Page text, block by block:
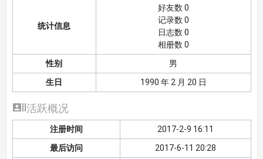
统计信息
好友数 0
记录数 0
日志数 0
相册数 0
性别
男
生日
1990 年 2 月 20 日
活跃概况
注册时间
2017-2-9 16:11
最后访问
2017-6-11 20:28